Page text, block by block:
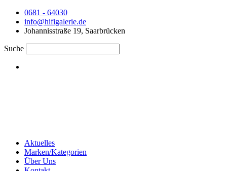
0681 - 64030
info@hifigalerie.de
Johannisstraße 19, Saarbrücken
Suche
Aktuelles
Marken/Kategorien
Über Uns